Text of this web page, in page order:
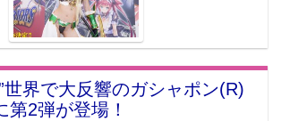
世界で大反響のガシャポン(R)
第2弾が登場！